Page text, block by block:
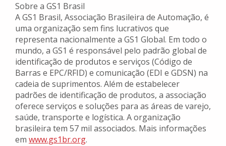
Sobre a GS1 Brasil
A GS1 Brasil, Associação Brasileira de Automação, é
uma organização sem fins lucrativos que
representa nacionalmente a GS1 Global. Em todo o
mundo, a GS1 é responsável pelo padrão global de
identificação de produtos e serviços (Código de
Barras e EPC/RFID) e comunicação (EDI e GDSN) na
cadeia de suprimentos. Além de estabelecer
padrões de identificação de produtos, a associação
oferece serviços e soluções para as áreas de varejo,
saúde, transporte e logística. A organização
brasileira tem 57 mil associados. Mais informações
em www.gs1br.org.